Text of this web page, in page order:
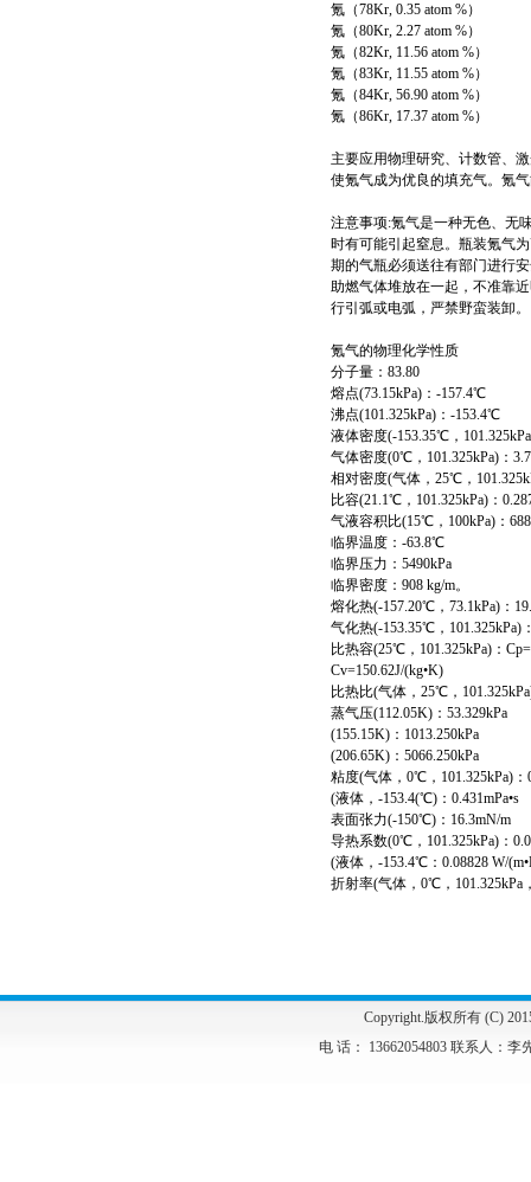
氪（78Kr, 0.35 atom %）
氪（80Kr, 2.27 atom %）
氪（82Kr, 11.56 atom %）
氪（83Kr, 11.55 atom %）
氪（84Kr, 56.90 atom %）
氪（86Kr, 17.37 atom %）
主要应用物理研究、计数管、
使氪气成为优良的填充气。氪
注意事项:氪气是一种无色、无
时有可能引起窒息。瓶装氪气
期的气瓶必须送往有部门进行
助燃气体堆放在一起，不准靠
行引弧或电弧，严禁野蛮装卸。
氪气的物理化学性质
分子量：83.80
熔点(73.15kPa)：-157.4℃
沸点(101.325kPa)：-153.4℃
液体密度(-153.35℃，
气体密度(0℃，101.325kPa)：
相对密度(气体，25℃，
比容(21.1℃，101.325kPa)：
气液容积比(15℃，100kPa)：
临界温度：-63.8℃
临界压力：5490kPa
临界密度：908 kg/m。
熔化热(-157.20℃，73.1kPa)：
气化热(-153.35℃，101.325kPa)
比热容(25℃，101.325kPa)：
Cv=150.62J/(kg•K)
比热比(气体，25℃，
蒸气压(112.05K)：53.329kPa
(155.15K)：1013.250kPa
(206.65K)：5066.250kPa
粘度(气体，0℃，101.325kPa)：
(液体，-153.4(℃)：0.431mPa•s
表面张力(-150℃)：16.3mN/m
导热系数(0℃，101.325kPa)：
(液体，-153.4℃：0.08828 W/
折射率(气体，0℃，101.325kPa
Copyright.版权所有 (C)
电 话： 13662054803 联系人：